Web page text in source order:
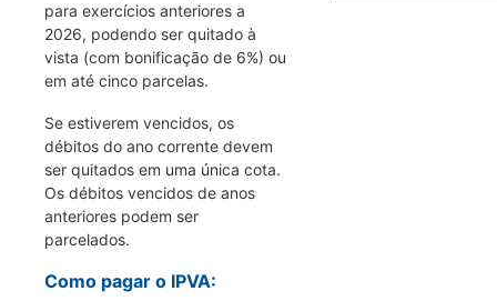
para exercícios anteriores a
2026, podendo ser quitado à
vista (com bonificação de 6%) ou
em até cinco parcelas.
Se estiverem vencidos, os
débitos do ano corrente devem
ser quitados em uma única cota.
Os débitos vencidos de anos
anteriores podem ser
parcelados.
Como pagar o IPVA: